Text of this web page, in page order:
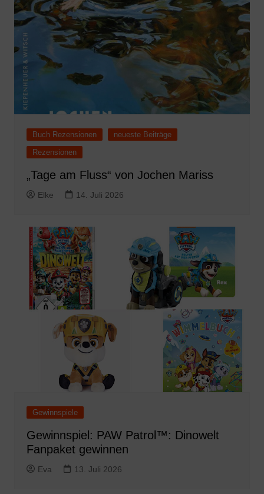
Buch Rezensionen
neueste Beiträge
Rezensionen
„Tage am Fluss“ von Jochen Mariss
Elke 14. Juli 2026
Gewinnspiele
Gewinnspiel: PAW Patrol™: Dinowelt
Fanpaket gewinnen
Eva 13. Juli 2026